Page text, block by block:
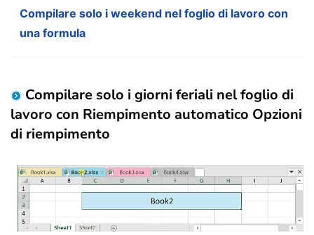
Compilare solo i weekend nel foglio di lavoro con
una formula
Compilare solo i giorni feriali nel foglio di
lavoro con Riempimento automatico Opzioni
di riempimento